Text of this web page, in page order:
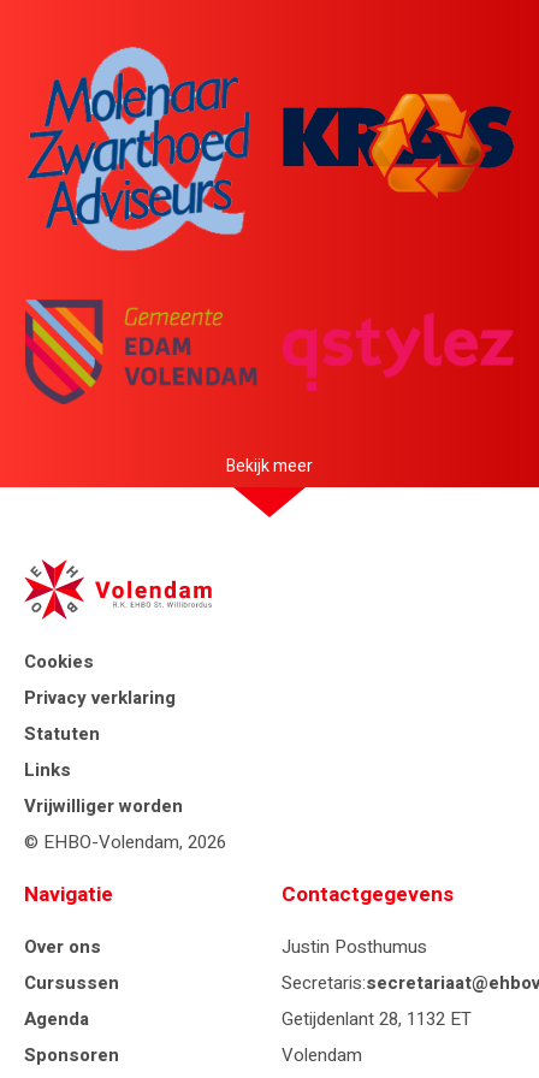
Contact
HartslagNU
Bekijk meer
Cookies
Privacy verklaring
Statuten
Links
Vrijwilliger worden
© EHBO-Volendam, 2026
Navigatie
Over ons
Cursussen
Agenda
Sponsoren
Contactgegevens
Justin Posthumus
Secretaris:
Getijdenlant 28, 1132 ET
Volendam